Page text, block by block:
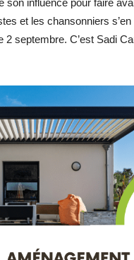
son influence pour faire
et les chansonniers
2 septembre. C’est Sadi